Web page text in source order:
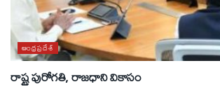
ఆంధ్రప్రదేశ్
రాష్ట్ర పురోగతి, రాజధాని వికాసం